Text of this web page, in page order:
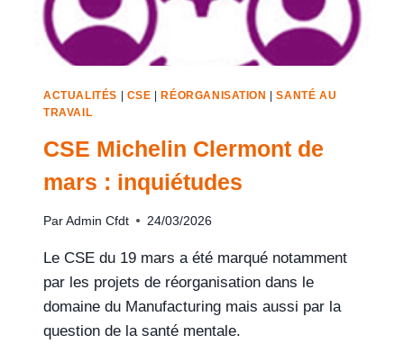
ACTUALITÉS CSE RÉORGANISATION |SANTÉ AU
TRAVAIL
CSE Michelin Clermont de
mars : inquiétudes
Par Admin Cfdt 24/03/2026
Le CSE du 19 mars a été marqué notamment
par les projets de réorganisation dans le
domaine du Manufacturing mais aussi par la
question de la santé mentale.